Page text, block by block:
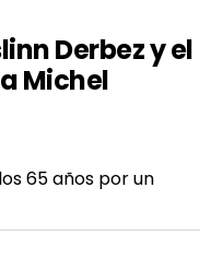
Derbez y el
Michel
65 años por un